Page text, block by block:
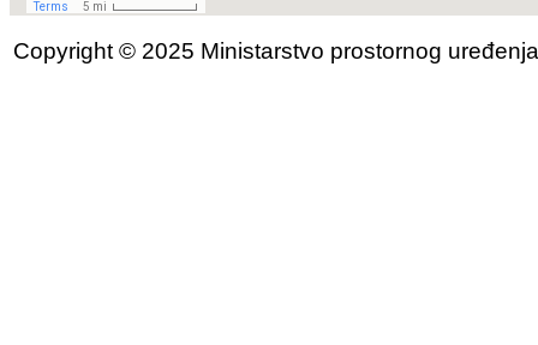
Copyright © 2025 Ministarstvo prostornog